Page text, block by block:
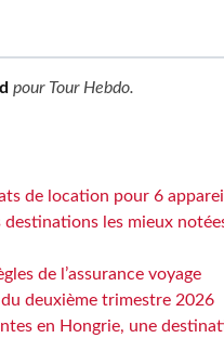
pour Tour Hebdo.
de location pour 6
les mieux
de l’assurance voyage
deuxième trimestre 2026
en Hongrie, une